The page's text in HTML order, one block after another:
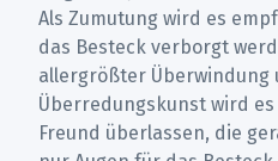
Als Zumutung wird es
das Besteck verborgt
allergrößter Überwindung
Überredungskunst wird
Freund überlassen, die